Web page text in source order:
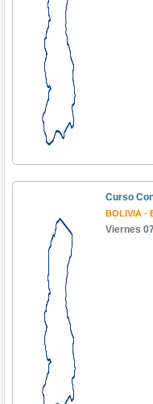
Curso
BOLIVIA -
Viernes